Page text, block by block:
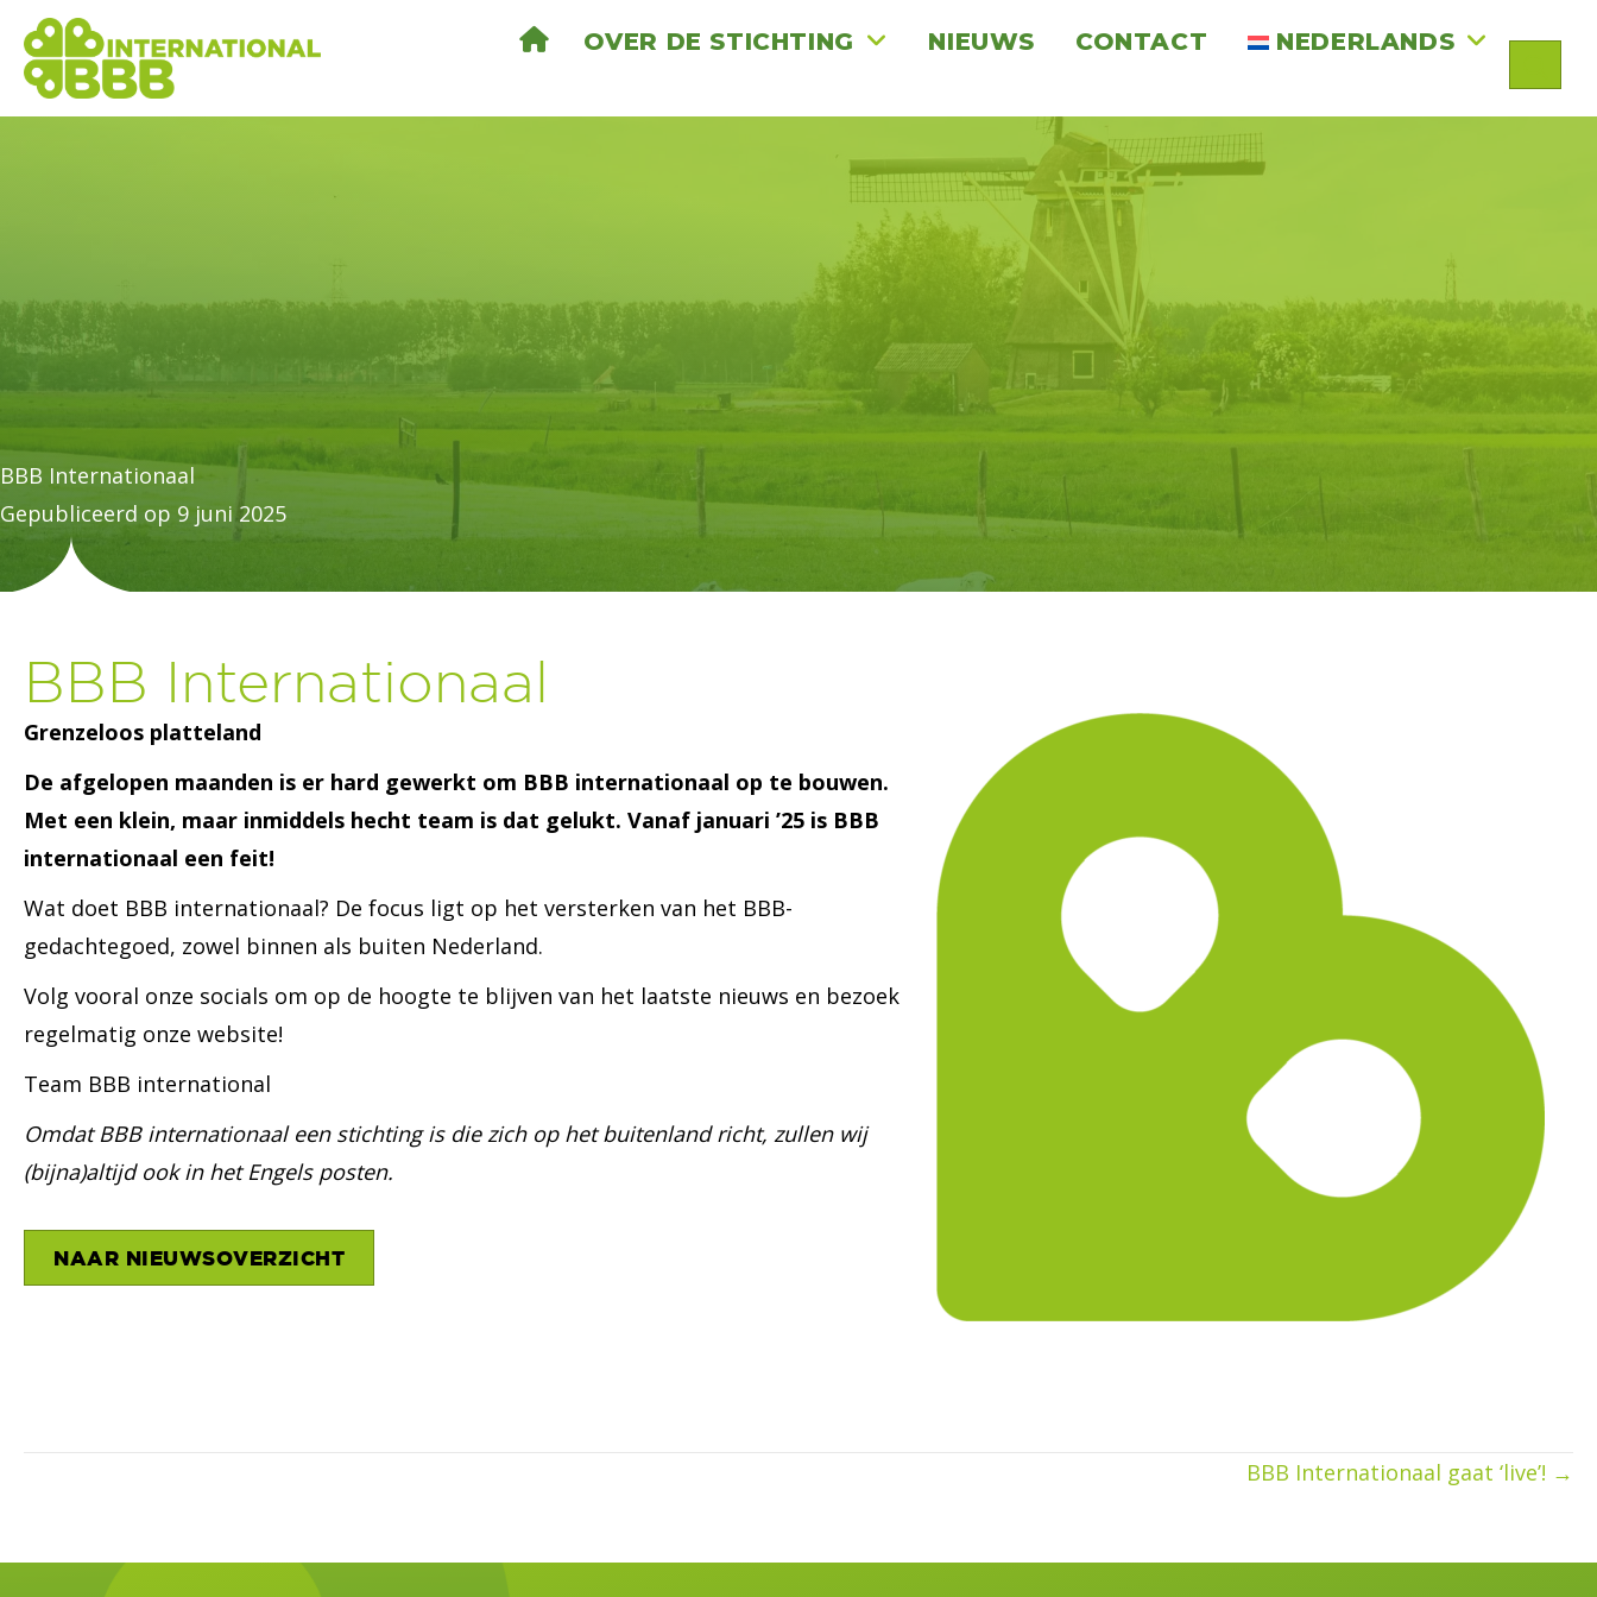
OVER DE STICHTING NIEUWS CONTACT NEDERLANDS
BBB Internationaal
Gepubliceerd op 9 juni 2025
BBB Internationaal
Grenzeloos platteland
De afgelopen maanden is er hard gewerkt om BBB internationaal op te bouwen.
Met een klein, maar inmiddels hecht team is dat gelukt. Vanaf januari ’25 is BBB
internationaal een feit!
Wat doet BBB internationaal? De focus ligt op het versterken van het BBB-
gedachtegoed, zowel binnen als buiten Nederland.
Volg vooral onze socials om op de hoogte te blijven van het laatste nieuws en bezoek
regelmatig onze website!
Team BBB international
Omdat BBB internationaal een stichting is die zich op het buitenland richt, zullen wij
(bijna)altijd ook in het Engels posten.
NAAR NIEUWSOVERZICHT
BBB Internationaal gaat ‘live’! →